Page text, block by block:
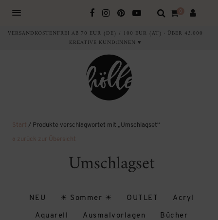
0
VERSANDKOSTENFREI AB 70 EUR (DE) / 100 EUR (AT) · ÜBER 43.000
KREATIVE KUND:INNEN ♥
Start / Produkte verschlagwortet mit „Umschlagset“
« zurück zur Übersicht
Umschlagset
NEU ☀ Sommer ☀ OUTLET Acryl
Aquarell Ausmalvorlagen Bücher